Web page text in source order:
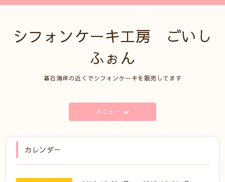
シフォンケーキ工房 ごいし
ふぉん
碁石海岸の近くでシフォンケーキを販売してます
メニュー
カレンダー